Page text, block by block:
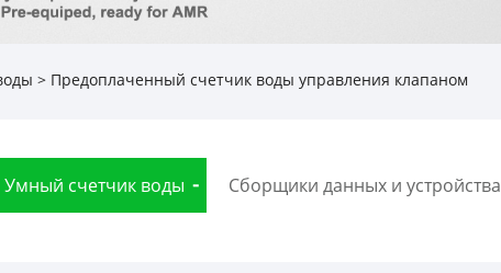
> Предоплаченный счетчик воды управления клапаном
Умный счетчик воды Сборщики данных и устройства